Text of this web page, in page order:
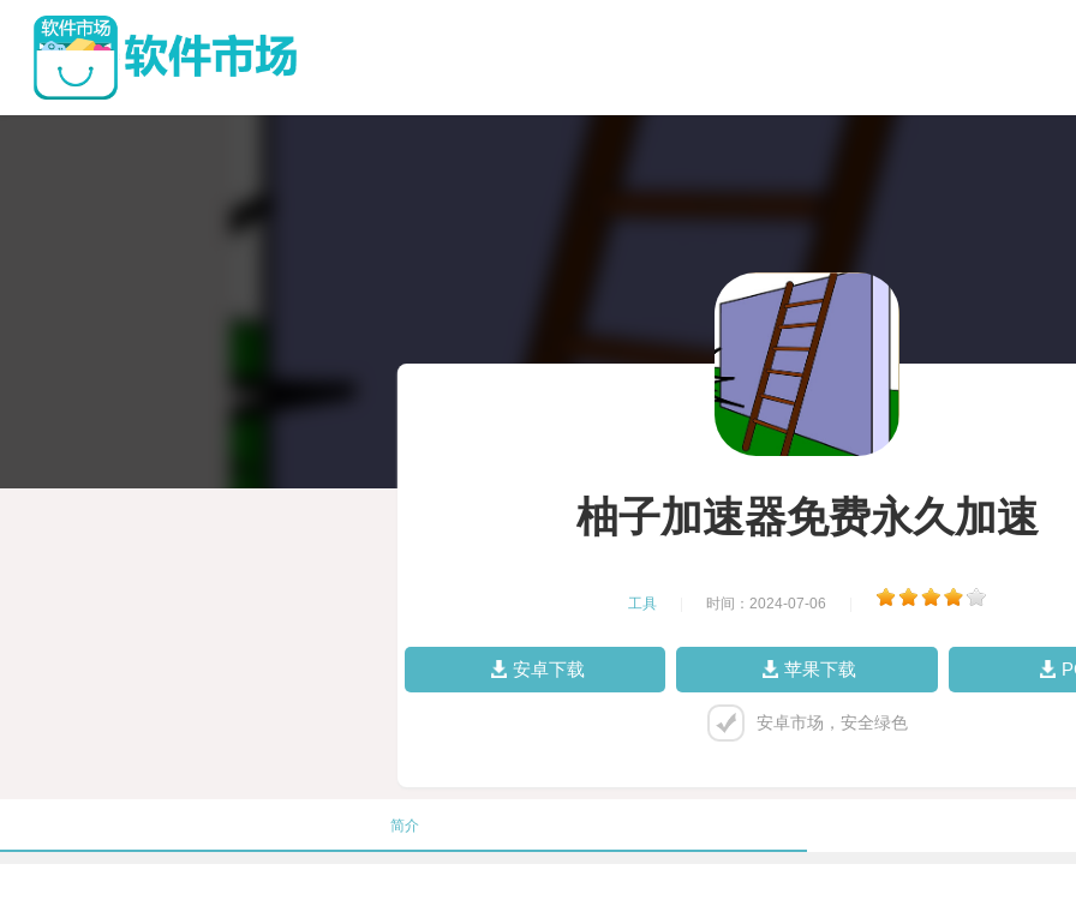
柚子加速器免费永久加速
工具 时间：2024-07-06
安卓下载 苹果下载
安卓市场，安全绿色
简介